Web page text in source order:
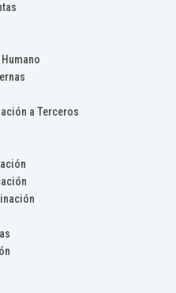
a Terceros